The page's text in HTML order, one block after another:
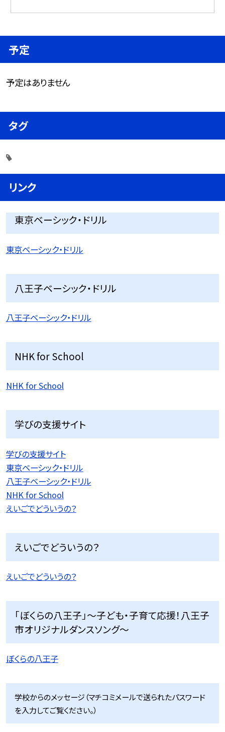
予定
予定はありません
タグ
リンク
東京ベーシック・ドリル
東京ベーシック・ドリル
八王子ベーシック・ドリル
八王子ベーシック・ドリル
NHK for School
NHK for School
学びの支援サイト
学びの支援サイト
東京ベーシック・ドリル
八王子ベーシック・ドリル
NHK for School
えいごでどういうの？
えいごでどういうの？
えいごでどういうの？
「ぼくらの八王子」〜子ども・子育て応援！八王子
市オリジナルダンスソング〜
ぼくらの八王子
学校からのメッセージ（マチコミメールで送られたパスワード
を入力してご覧ください。）